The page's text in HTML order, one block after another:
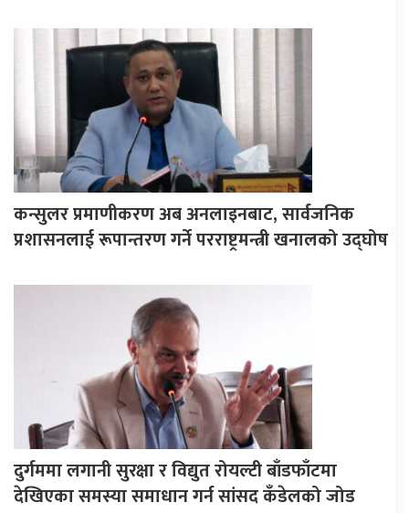
कन्सुलर प्रमाणीकरण अब अनलाइनबाट, सार्वजनिक
प्रशासनलाई रूपान्तरण गर्ने परराष्ट्रमन्त्री खनालको उद्घोष
दुर्गममा लगानी सुरक्षा र विद्युत रोयल्टी बाँडफाँटमा
देखिएका समस्या समाधान गर्न सांसद कँडेलको जोड